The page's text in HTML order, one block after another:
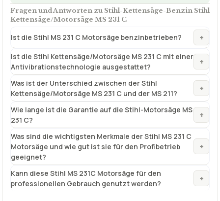
Fragen und Antworten zu Stihl-Kettensäge-Benzin Stihl
Kettensäge/Motorsäge MS 231 C
Ist die Stihl MS 231 C Motorsäge benzinbetrieben? +
Ist die Stihl Kettensäge/Motorsäge MS 231 C mit einer
Antivibrationstechnologie ausgestattet?
+
Was ist der Unterschied zwischen der Stihl
Kettensäge/Motorsäge MS 231 C und der MS 211?
+
Wie lange ist die Garantie auf die Stihl-Motorsäge MS
231 C?
+
Was sind die wichtigsten Merkmale der Stihl MS 231 C
Motorsäge und wie gut ist sie für den Profibetrieb
geeignet?
+
Kann diese Stihl MS 231C Motorsäge für den
professionellen Gebrauch genutzt werden?
+